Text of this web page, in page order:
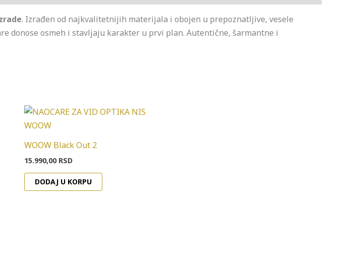
. Izrađen od najkvalitetnijih materijala i obojen u prepoznatljive, vesele
donose osmeh i stavljaju karakter u prvi plan. Autentične, šarmantne i
WOOW Black Out 2
15.990,00 RSD
DODAJ U KORPU